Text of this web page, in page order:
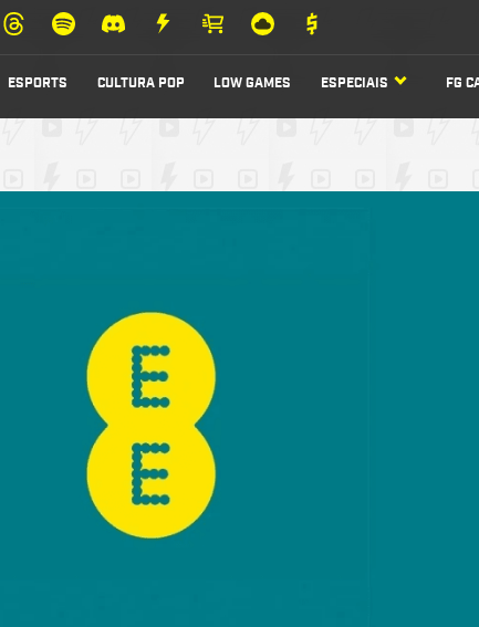
ESPORTS CULTURA POP LOW GAMES ESPECIAIS FG